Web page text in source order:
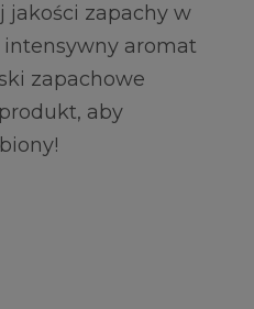
jakości zapachy w
aromat
zapachowe
aby